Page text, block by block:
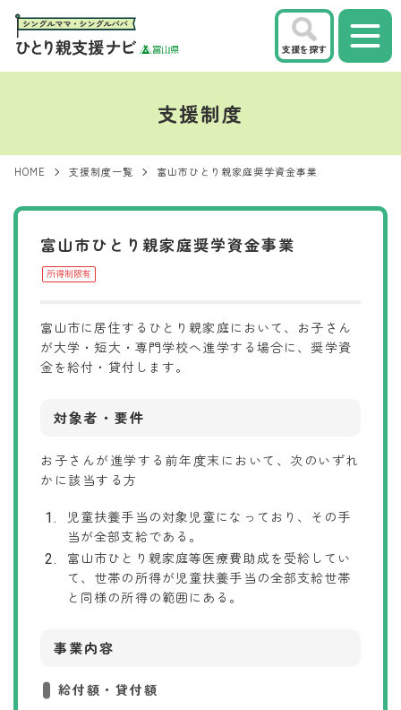
支援を探す
支援制度
HOME 支援制度一覧 富山市ひとり親家庭奨学資金事業
富山市ひとり親家庭奨学資金事業
所得制限有
富山市に居住するひとり親家庭において、お子さん
が大学・短大・専門学校へ進学する場合に、奨学資
金を給付・貸付します。
対象者・要件
お子さんが進学する前年度末において、次のいずれ
かに該当する方
児童扶養手当の対象児童になっており、その手
当が全部支給である。
富山市ひとり親家庭等医療費助成を受給してい
て、世帯の所得が児童扶養手当の全部支給世帯
と同様の所得の範囲にある。
事業内容
給付額・貸付額